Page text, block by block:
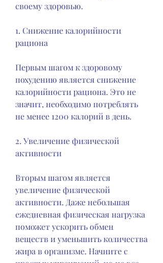
своему здоровью.
1. Снижение калорийности
рациона
Первым шагом к здоровому
похудению является снижение
калорийности рациона. Это не
значит, необходимо потреблять
не менее 1200 калорий в день.
2. Увеличение физической
активности
Вторым шагом является
увеличение физической
активности. Даже небольшая
ежедневная физическая нагрузка
поможет ускорить обмен
веществ и уменьшить количества
жира в организме. Начните с